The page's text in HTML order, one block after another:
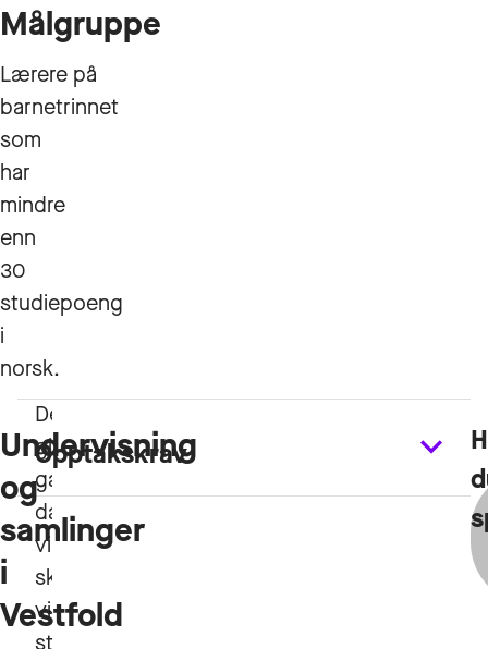
Målgruppe
Lærere på
barnetrinnet
som
har
mindre
enn
30
studiepoeng
i
norsk.
Undervisning
og
samlinger
i
Vestfold
Opptakskrav